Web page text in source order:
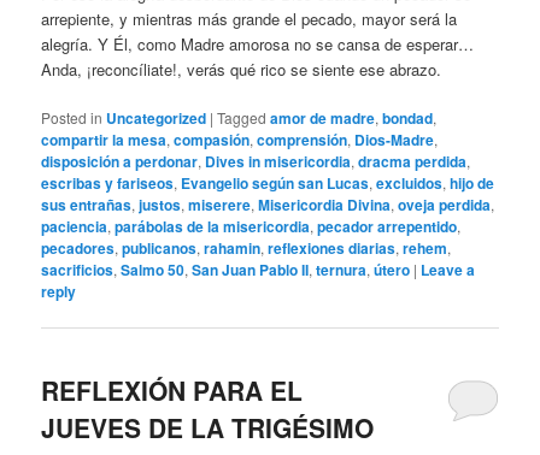
arrepiente, y mientras más grande el pecado, mayor será la
alegría. Y Él, como Madre amorosa no se cansa de esperar…
Anda, ¡reconcíliate!, verás qué rico se siente ese abrazo.
Posted in Uncategorized |Tagged amor de madre,bondad,
compartir la mesa,compasión,comprensión, Dios-Madre,
disposición a perdonar, Dives in misericordia,dracma perdida,
escribas y fariseos, Evangelio según san Lucas,excluidos,hijo de
sus entrañas,justos,miserere,Misericordia Divina,oveja perdida,
paciencia,parábolas de la misericordia,pecador arrepentido,
pecadores,publicanos,rahamin,reflexiones diarias,rehem,
sacrificios,Salmo 50,San Juan Pablo II,ternura,útero | Leave a
reply
REFLEXIÓN PARA EL
JUEVES DE LA TRIGÉSIMO